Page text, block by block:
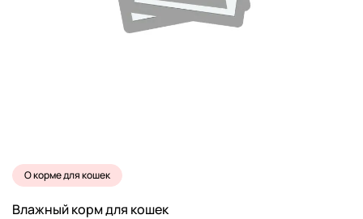
О корме для кошек
Влажный корм для кошек